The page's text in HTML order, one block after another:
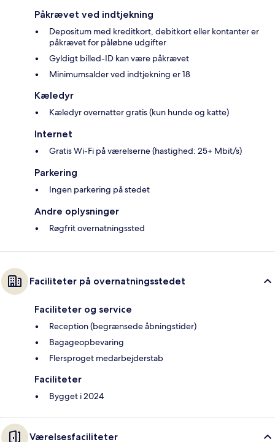
Påkrævet ved indtjekning
Depositum med kreditkort, debitkort eller kontanter er
påkrævet for påløbne udgifter
Gyldigt billed-ID kan være påkrævet
Minimumsalder ved indtjekning er 18
Kæledyr
Kæledyr overnatter gratis (kun hunde og katte)
Internet
Gratis Wi-Fi på værelserne (hastighed: 25+ Mbit/s)
Parkering
Ingen parkering på stedet
Andre oplysninger
Røgfrit overnatningssted
Faciliteter på overnatningsstedet
Faciliteter og service
Reception (begrænsede åbningstider)
Bagageopbevaring
Flersproget medarbejderstab
Faciliteter
Bygget i 2024
Værelsesfaciliteter